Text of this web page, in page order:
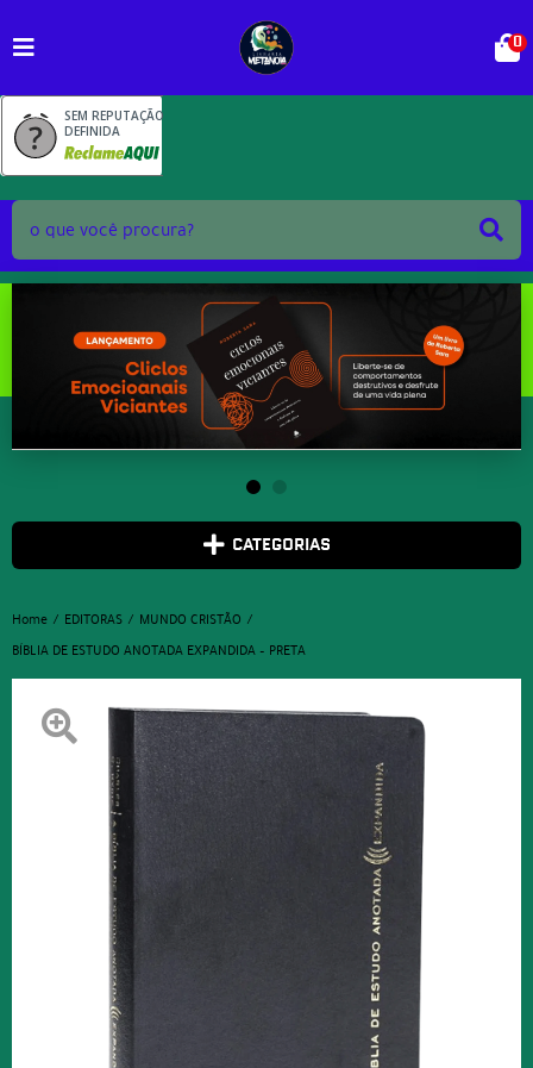
SEM REPUTAÇÃO
DEFINIDA
0
CATEGORIAS
Home EDITORAS
MUNDO CRISTÃO
BÍBLIA DE ESTUDO ANOTADA EXPANDIDA – PRETA